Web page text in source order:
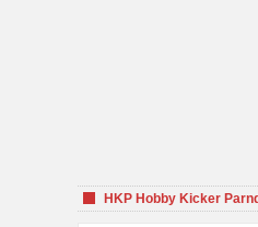
HKP Hobby Kicker